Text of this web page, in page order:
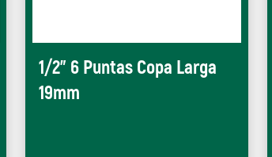
1/2" 6 Puntas Copa Larga
19mm